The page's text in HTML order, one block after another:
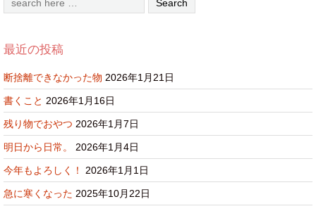
最近の投稿
断捨離できなかった物 2026年1月21日
書くこと 2026年1月16日
残り物でおやつ 2026年1月7日
明日から日常。 2026年1月4日
今年もよろしく！ 2026年1月1日
急に寒くなった 2025年10月22日